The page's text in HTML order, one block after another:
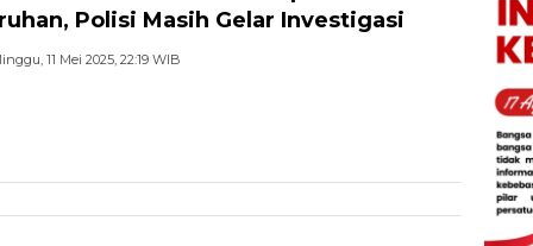
Polisi Masih Gelar Investigasi
11 Mei 2025, 22:19 WIB